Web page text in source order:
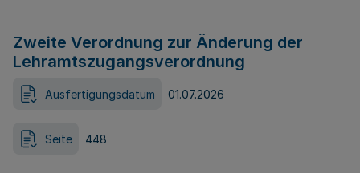
Zweite Verordnung zur Änderung der
Lehramtszugangsverordnung
Ausfertigungsdatum 01.07.2026
Seite 448